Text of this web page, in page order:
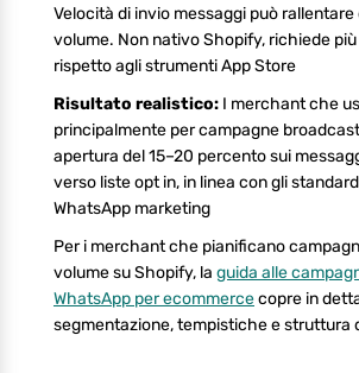
Velocità di invio messaggi può
volume. Non nativo Shopify, richiede
rispetto agli strumenti App Store
Risultato realistico: I merchant che
principalmente per campagne
apertura del 15–20 percento sui
verso liste opt in, in linea con gli
WhatsApp marketing
Per i merchant che pianificano
volume su Shopify, la guida alle
WhatsApp per ecommercecopre in
segmentazione, tempistiche e struttura